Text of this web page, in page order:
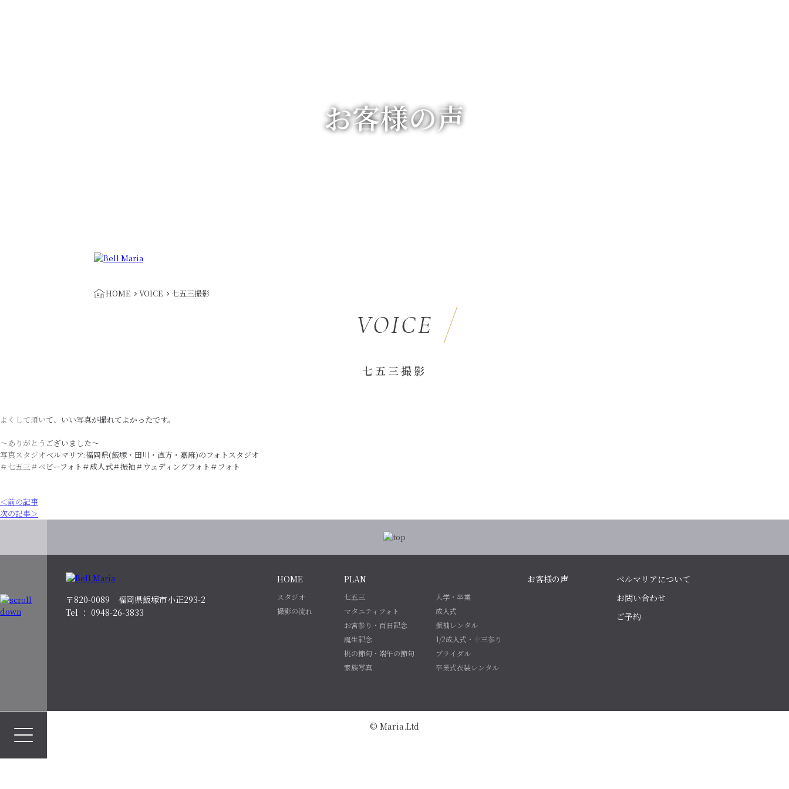
お客様の声
HOME VOICE 七五三撮影
VOICE
七五三撮影
よくして頂いて、いい写真が撮れてよかったです。
〜ありがとうございました〜
写真スタジオベルマリア:福岡県(飯塚・田川・直方・嘉麻)のフォトスタジオ
＃七五三＃ベビーフォト＃成人式＃振袖＃ウェディングフォト＃フォト
＜前の記事
次の記事＞
〒820-0089 福岡県飯塚市小正293-2
Tel ： 0948-26-3833
HOME
スタジオ
撮影の流れ
PLAN
七五三
入学・卒業
マタニティフォト
成人式
お宮参り・百日記念
振袖レンタル
誕生記念
1/2成人式・十三参り
桃の節句・端午の節句
ブライダル
家族写真
卒業式衣装レンタル
お客様の声
ベルマリアについて
お問い合わせ
ご予約
© Maria.Ltd